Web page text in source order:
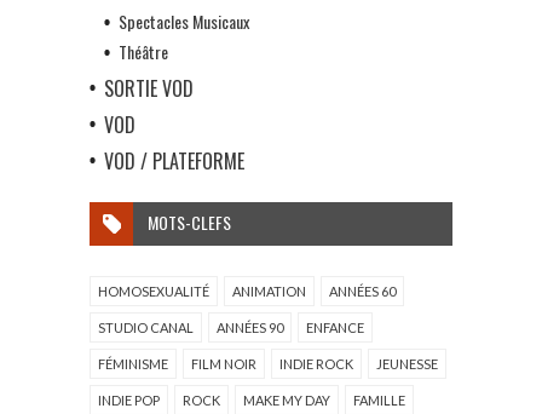
Spectacles Musicaux
Théâtre
SORTIE VOD
VOD
VOD / PLATEFORME
MOTS-CLEFS
HOMOSEXUALITÉ ANIMATION ANNÉES 60
STUDIO CANAL ANNÉES 90 ENFANCE
FÉMINISME FILM NOIR INDIE ROCK JEUNESSE
INDIE POP ROCK MAKE MY DAY FAMILLE